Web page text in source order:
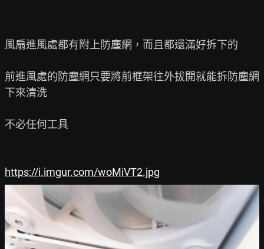
風扇進風處都有附上防塵網，而且都還滿好拆下的
前進風處的防塵網只要將前框架往外拔開就能拆防塵網
下來清洗
不必任何工具
https://i.imgur.com/woMiVT2.jpg